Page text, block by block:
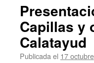
Capillas y
Calatayud
Publicada el 17